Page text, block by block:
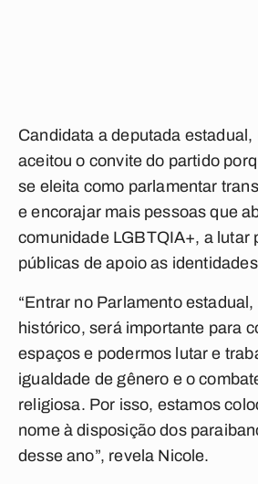
Candidata a deputada estadual,
aceitou o convite do partido
se eleita como parlamentar
e encorajar mais pessoas que
comunidade LGBTQIA+, a lutar
públicas de apoio as
“Entrar no Parlamento
histórico, será importante para
espaços e podermos lutar e
igualdade de gênero e o
religiosa. Por isso, estamos
nome à disposição dos
desse ano”, revela Nicole.